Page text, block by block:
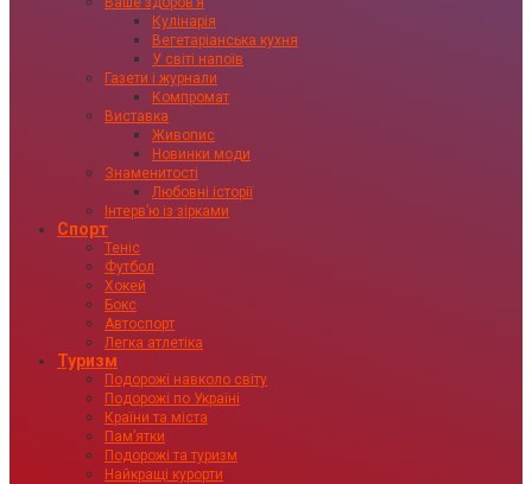
Кулінарія
Вегетаріанська кухня
У світі напоїв
Газети і журнали
Компромат
Виставка
Живопис
Новинки моди
Знаменитості
Любовні історії
Інтервʼю із зірками
Спорт
Теніс
Футбол
Хокей
Бокс
Автоспорт
Легка атлетіка
Туризм
Подорожі навколо світу
Подорожі по Україні
Країни та міста
Пам’ятки
Подорожі та туризм
Найкращі курорти